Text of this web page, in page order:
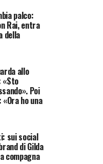
palco:
Rai, entra
della
allo
«Sto
Poi
ho una
sui social
di Gilda
compagna